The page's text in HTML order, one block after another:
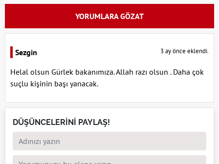
YORUMLARA GÖZAT
Sezgin 3 ay önce eklendi.
Helal olsun Gürlek bakanımıza. Allah razı olsun . Daha çok
suçlu kişinin başı yanacak.
DÜŞÜNCELERİNİ PAYLAŞ!